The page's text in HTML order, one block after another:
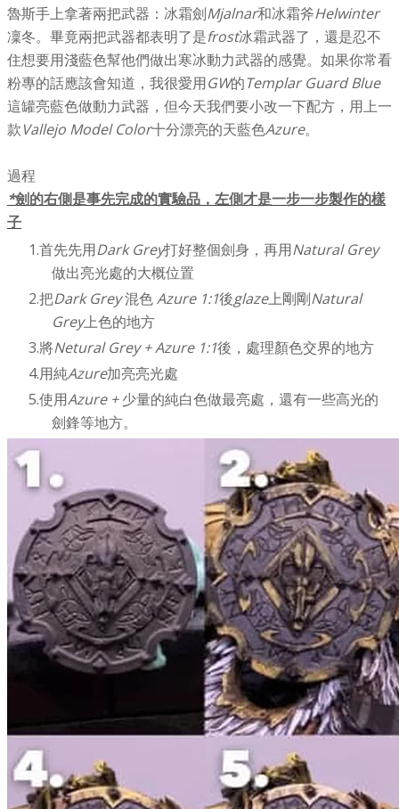
魯斯手上拿著兩把武器：冰霜劍Mjalnar和冰霜斧Helwinter
凜冬。畢竟兩把武器都表明了是frost冰霜武器了，還是忍不
住想要用淺藍色幫他們做出寒冰動力武器的感覺。如果你常看
粉專的話應該會知道，我很愛用GW的Templar Guard Blue
這罐亮藍色做動力武器，但今天我們要小改一下配方，用上一
款Vallejo Model Color十分漂亮的天藍色Azure。
過程
*劍的右側是事先完成的實驗品，左側才是一步一步製作的樣
子
首先先用Dark Grey打好整個劍身，再用Natural Grey
做出亮光處的大概位置
把Dark Grey混色Azure 1:1後glaze上剛剛Natural
Grey上色的地方
將Netural Grey + Azure 1:1後，處理顏色交界的地方
用純Azure加亮亮光處
使用Azure +少量的純白色做最亮處，還有一些高光的
劍鋒等地方。